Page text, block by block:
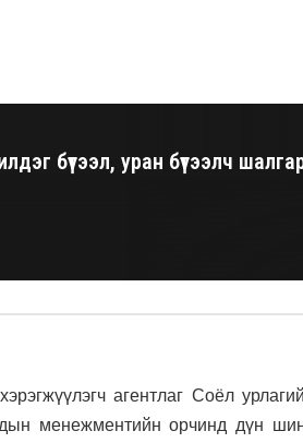
бүтээл, уран бүтээлч
агентлаг Соёл
менежментийн орчинд дүн